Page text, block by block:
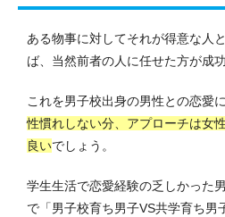
ある物事に対してそれが得意な人
ば、当然前者の人に任せた方が成
これを男子校出身の男性との恋愛
性慣れしない分、アプローチは女
良いでしょう。
学生生活で恋愛経験の乏しかった
で「男子校育ち男子VS共学育ち男